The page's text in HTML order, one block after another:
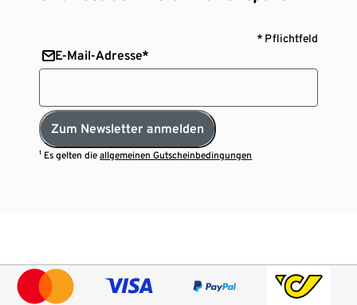
* Pflichtfeld
E-Mail-Adresse*
Zum Newsletter anmelden
¹ Es gelten dieallgemeinen Gutscheinbedingungen